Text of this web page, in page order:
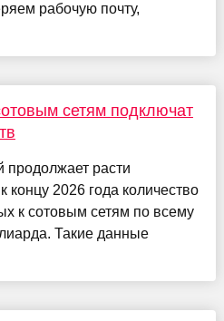
рабочую почту,
сетям подключат
продолжает расти
2026 года количество
к сотовым сетям по всему
Такие данные